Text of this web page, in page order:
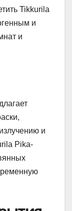
Tikkurila
и
и
и
Pika-